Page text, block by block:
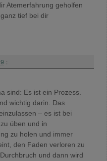
Atemerfahrung geholfen
tief bei dir
:
sind: Es ist ein Prozess.
wichtig darin. Das
– es ist bei
üben und in
zu holen und immer
den Faden verloren zu
und dann wird